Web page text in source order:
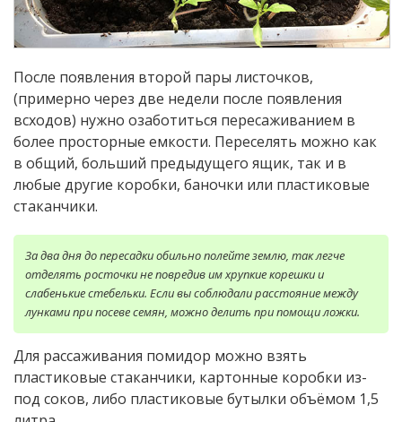
После появления второй пары листочков,
(примерно через две недели после появления
всходов) нужно озаботиться пересаживанием в
более просторные емкости. Переселять можно как
в общий, больший предыдущего ящик, так и в
любые другие коробки, баночки или пластиковые
стаканчики.
За два дня до пересадки обильно полейте землю, так легче
отделять росточки не повредив им хрупкие корешки и
слабенькие стебельки. Если вы соблюдали расстояние между
лунками при посеве семян, можно делить при помощи ложки.
Для рассаживания помидор можно взять
пластиковые стаканчики, картонные коробки из-
под соков, либо пластиковые бутылки объёмом 1,5